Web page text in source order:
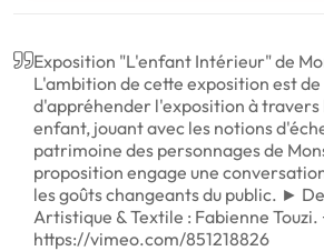
Exposition "L'enfant Intérieur" de
L'ambition de cette exposition est
d'appréhender l'exposition à travers
enfant, jouant avec les notions
patrimoine des personnages de
proposition engage une
les goûts changeants du public. ►
Artistique & Textile : Fabienne Touzi.
https://vimeo.com/851218826